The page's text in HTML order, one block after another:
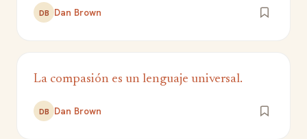
DB Dan Brown
La compasión es un lenguaje universal.
DB Dan Brown